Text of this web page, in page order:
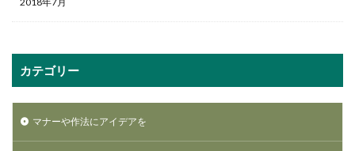
カテゴリー
マナーや作法にアイデアを